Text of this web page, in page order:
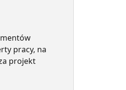
pracy, na
projekt